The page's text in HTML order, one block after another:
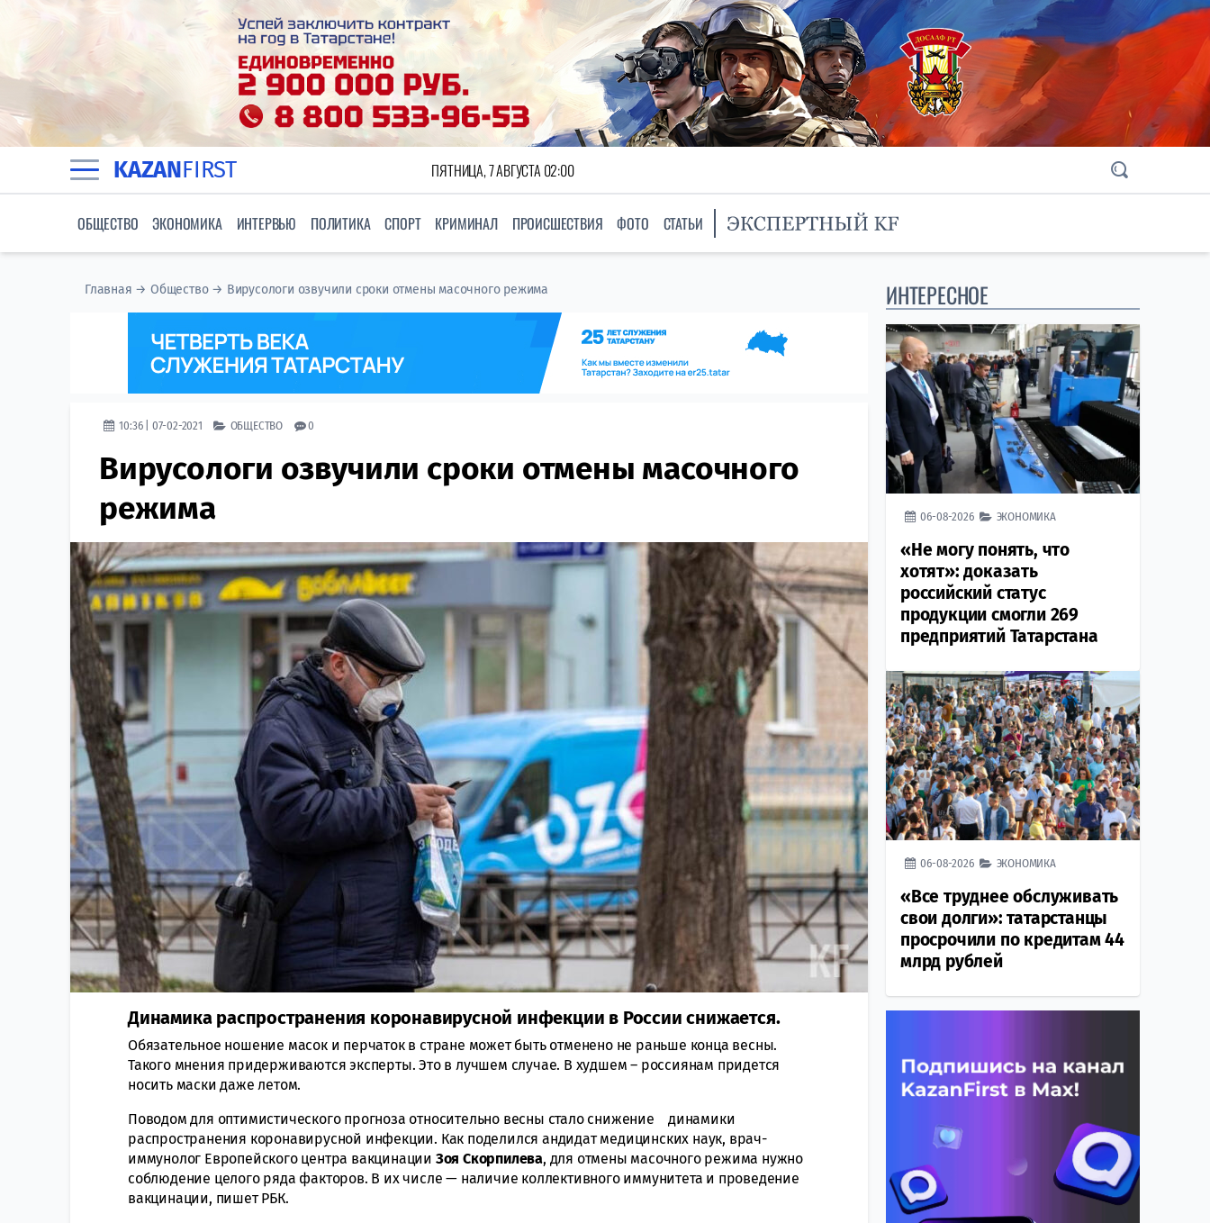
KAZANFIRST ПЯТНИЦА, 7 АВГУСТА 02:00
ОБЩЕСТВО ЭКОНОМИКА ИНТЕРВЬЮ ПОЛИТИКА СПОРТ КРИМИНАЛ ПРОИСШЕСТВИЯ ФОТО СТАТЬИ
Главная →Общество→ Вирусологи озвучили сроки отмены масочного режима
10:36 | 07-02-2021 ОБЩЕСТВО 0
Вирусологи озвучили сроки отмены масочного
режима
Динамика распространения коронавирусной инфекции в России снижается.
Обязательное ношение масок и перчаток в стране может быть отменено не раньше конца весны.
Такого мнения придерживаются эксперты. Это в лучшем случае. В худшем – россиянам придется
носить маски даже летом.
Поводом для оптимистического прогноза относительно весны стало снижение динамики
распространения коронавирусной инфекции. Как поделился андидат медицинских наук, врач-
иммунолог Европейского центра вакцинации Зоя Скорпилева, для отмены масочного режима нужно
соблюдение целого ряда факторов. В их числе — наличие коллективного иммунитета и проведение
вакцинации, пишет РБК.
ИНТЕРЕСНОЕ
06-08-2026 ЭКОНОМИКА
«Не могу понять, что
хотят»: доказать
российский статус
продукции смогли 269
предприятий Татарстана
06-08-2026 ЭКОНОМИКА
«Все труднее обслуживать
свои долги»: татарстанцы
просрочили по кредитам 44
млрд рублей